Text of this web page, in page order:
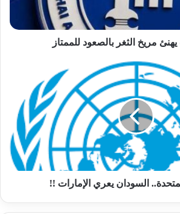
مريخ الثغر بالصعود للممتاز
السودان يعري الإمارات !!